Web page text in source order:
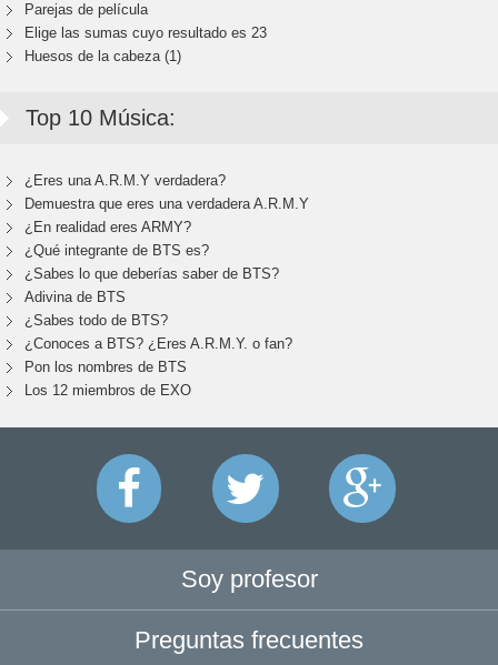
Parejas de película
Elige las sumas cuyo resultado es 23
Huesos de la cabeza (1)
Top 10 Música:
¿Eres una A.R.M.Y verdadera?
Demuestra que eres una verdadera A.R.M.Y
¿En realidad eres ARMY?
¿Qué integrante de BTS es?
¿Sabes lo que deberías saber de BTS?
Adivina de BTS
¿Sabes todo de BTS?
¿Conoces a BTS? ¿Eres A.R.M.Y. o fan?
Pon los nombres de BTS
Los 12 miembros de EXO
Soy profesor
Preguntas frecuentes